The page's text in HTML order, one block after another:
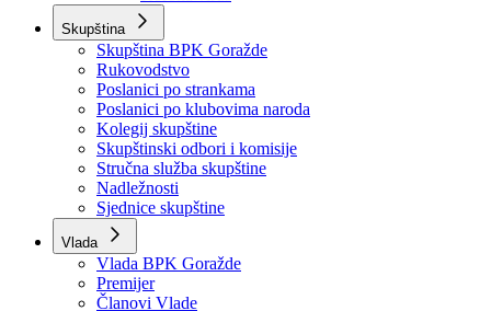
Izvještaj OC Uprave
Informacije o gripi H1N1
Korona virus
Skupština
Skupština BPK Goražde
Rukovodstvo
Poslanici po strankama
Poslanici po klubovima naroda
Kolegij skupštine
Skupštinski odbori i komisije
Stručna služba skupštine
Nadležnosti
Sjednice skupštine
Vlada